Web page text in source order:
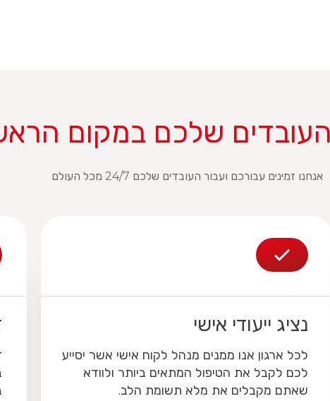
שלכם במקום
אנחנו זמינים עבורכם ועבור העובדים שלכם 24/7 מכל העולם
נציג ייעודי אישי
לכל ארגון אנו ממנים מנהל לקוח אישי אשר יסייע
לכם לקבל את הטיפול המתאים ביותר ולוודא
שאתם מקבלים את מלא תשומת הלב.